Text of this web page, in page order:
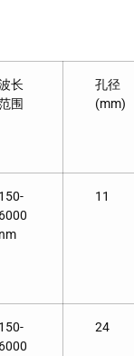
长
围
孔径
(mm)
150-
6000
nm
11
150-
6000
24